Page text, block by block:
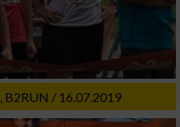
/ 16.07.2019